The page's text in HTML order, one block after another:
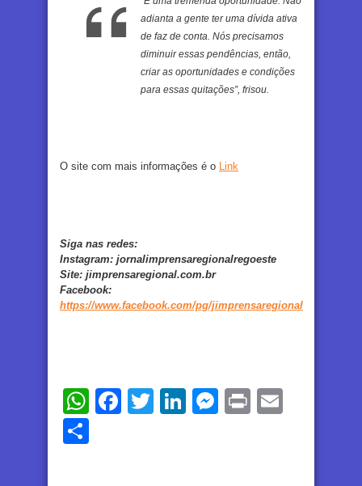
adianta a gente ter uma dívida ativa
de faz de conta. Nós precisamos
diminuir essas pendências, então,
criar as oportunidades e condições
para essas quitações”, frisou.
O site com mais informações é o Link
Siga nas redes:
Instagram: jornalimprensaregionalregoeste
Site: jimprensaregional.com.br
Facebook:
https://www.facebook.com/pg/jimprensaregional
WhatsApp
Facebook
TwitterLinkedIn
Messenger
Print